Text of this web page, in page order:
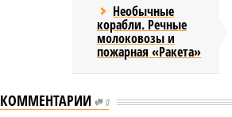
Необычные
корабли. Речные
молоковозы и
пожарная «Ракета»
КОММЕНТАРИИ 0